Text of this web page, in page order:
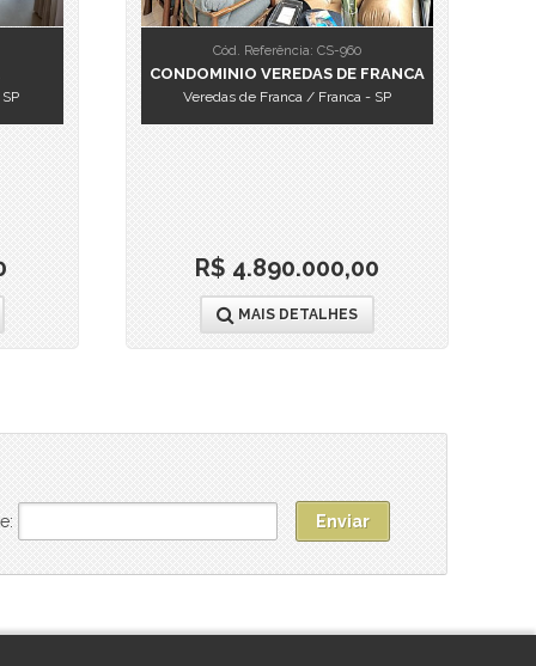
Cód. Referência: CS-960
CONDOMINIO VEREDAS DE FRANCA
Veredas de Franca / Franca - SP
R$ 4.890.000,00
MAIS DETALHES